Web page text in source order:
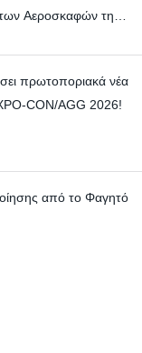
Αεροσκαφών της
πρωτοποριακά νέα
CON/AGG 2026!
από το Φαγητό